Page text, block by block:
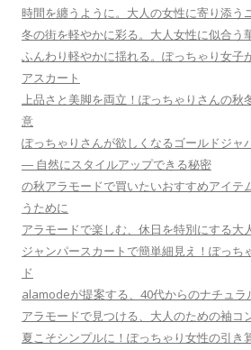
時間を纏うように。大人の女性に寄り添う
冬の街を軽やかに彩る。大人女性に似合う
ふんわり軽やかに揺れる。ぽっちゃり女子
アスカート
上品さと美脚を両立！ぽっちゃりさんの秋
意
ぽっちゃりさんが欲しくなるゴールドジャ
― 自然にスタイルアップできる秘密
の秋アラモードで買いたいおすすめアイテ
うために
アラモードで楽しむ、休日を特別にする大
ジャンパースカートで簡単細見え！ぽっち
ド
alamodeが提案する、40代からのナチュラ
アラモードで見つける、大人のための袖コ
夏こそシンプルに！ぽっちゃり女性の引き